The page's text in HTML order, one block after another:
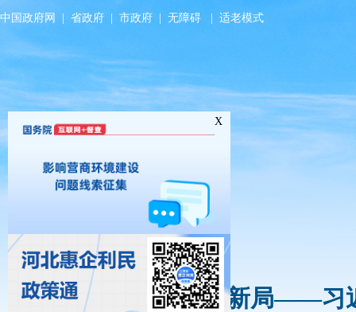
中国政府网 省政府 市政府 无障碍 适老模式
东风浩荡开新局——习
X